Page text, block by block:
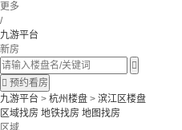
更多
/
九游平台
新房

 预约看房
九游平台 > 杭州楼盘 > 滨江区楼盘
区域找房 地铁找房 地图找房
区域